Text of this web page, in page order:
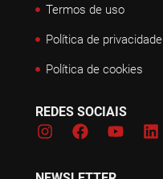
Termos de uso
Política de privacidade
Política de cookies
REDES SOCIAIS